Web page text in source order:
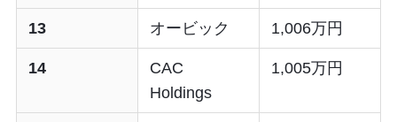
13 オービック 1,006万円
14
CAC
Holdings
1,005万円